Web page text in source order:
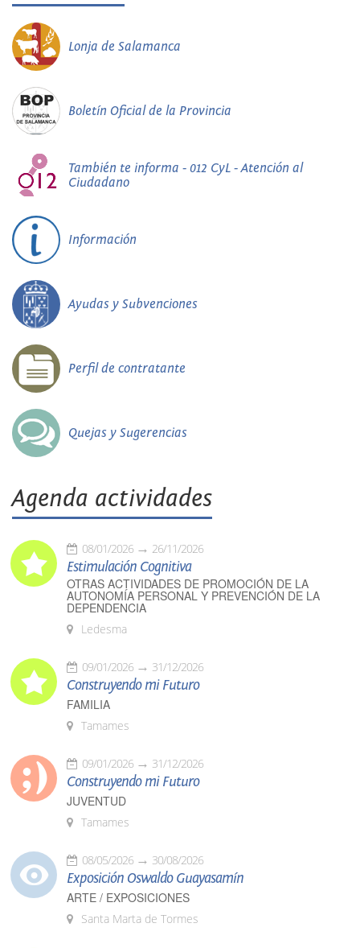
Lonja de Salamanca
Boletín Oficial de la Provincia
También te informa - 012 CyL - Atención al
Ciudadano
Información
Ayudas y Subvenciones
Perfil de contratante
Quejas y Sugerencias
Agenda actividades
08/01/2026 26/11/2026
Estimulación Cognitiva
OTRAS ACTIVIDADES DE PROMOCIÓN DE LA
AUTONOMÍA PERSONAL Y PREVENCIÓN DE LA
DEPENDENCIA
Ledesma
09/01/2026 31/12/2026
Construyendo mi Futuro
FAMILIA
Tamames
09/01/2026 31/12/2026
Construyendo mi Futuro
JUVENTUD
Tamames
08/05/2026 30/08/2026
Exposición Oswaldo Guayasamín
ARTE / EXPOSICIONES
Santa Marta de Tormes